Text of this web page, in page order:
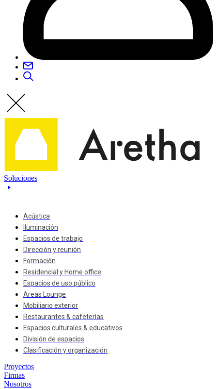
Soluciones
Acústica
Iluminación
Espacios de trabajo
Dirección y reunión
Formación
Residencial y Home office
Espacios de uso público
Areas Lounge
Mobiliario exterior
Restaurantes & cafeterías
Espacios culturales & educativos
División de espacios
Clasificación y organización
Proyectos
Firmas
Nosotros